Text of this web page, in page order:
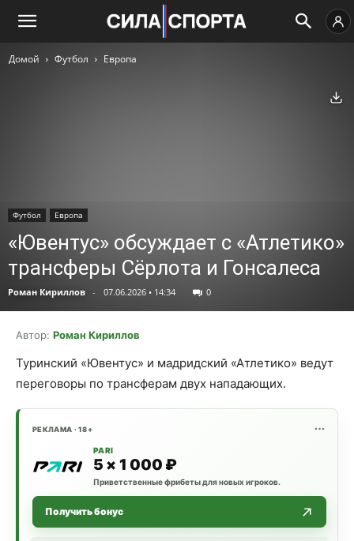
Домой Футбол Европа
Футбол Европа
«Ювентус» обсуждает с «Атлетико»
трансферы Сёрлота и Гонсалеса
Роман Кириллов - 07.06.2026 • 14:34 0
Автор: Роман Кириллов
Туринский «Ювентус» и мадридский «Атлетико» ведут
переговоры по трансферам двух нападающих.
РЕКЛАМА · 18+
PARI
5 × 1 000 ₽
Приветственные фрибеты для новых игроков.
Получить бонус